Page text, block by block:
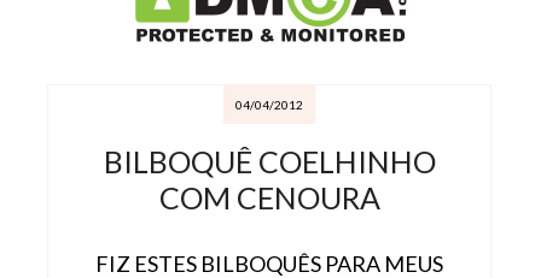
04/04/2012
BILBOQUÊ COELHINHO
COM CENOURA
FIZ ESTES BILBOQUÊS PARA MEUS